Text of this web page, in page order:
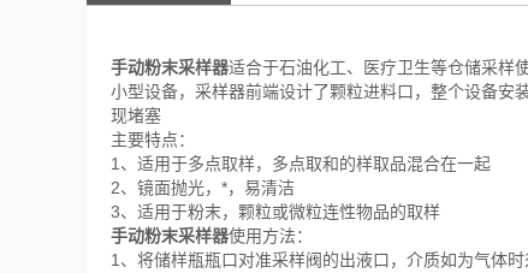
手动粉末采样器适合于石油化工、医疗卫生等仓储采样
小型设备，采样器前端设计了颗粒进料口，整个设备安
现堵塞
主要特点：
1、适用于多点取样，多点取和的样取品混合在一起
2、镜面抛光，*，易清洁
3、适用于粉末，颗粒或微粒连性物品的取样
手动粉末采样器使用方法：
1、将储样瓶瓶口对准采样阀的出液口，介质如为气体